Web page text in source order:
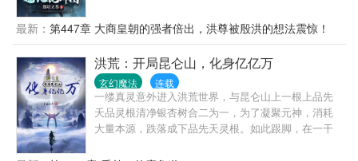
后就被珠子，散发的光芒带到了洪荒！穿越洪荒，夺
舍同姓不同音大商人皇第二子……随后绑定金手指，
而金手指正是之前的珠子。“鸿蒙至尊系统”……系统奖
励造化乾坤图。而此时，封神之劫还没有开始……殷
弘：既然封神还没有开始，那就努力提升修为……鸿
钧老祖，元始天尊，太清天尊，……你们想封神？我
把你们的弟子都送上封神榜？还有准提，接引，你们
不是说，都与你们西方教有缘嘛？我要让你们，一个
最新： 第447章 大商皇朝的强者倍出，洪尊被殷洪的想法震惊！
洪荒：开局昆仑山，化身亿亿万
玄幻魔法 连载
一缕真灵意外进入洪荒世界，与昆仑山上一根上品先
天品灵根清净银杏树合二为一，为了凝聚元神，消耗
大量本源，跌落成下品先天灵根。如此跟脚，在一干